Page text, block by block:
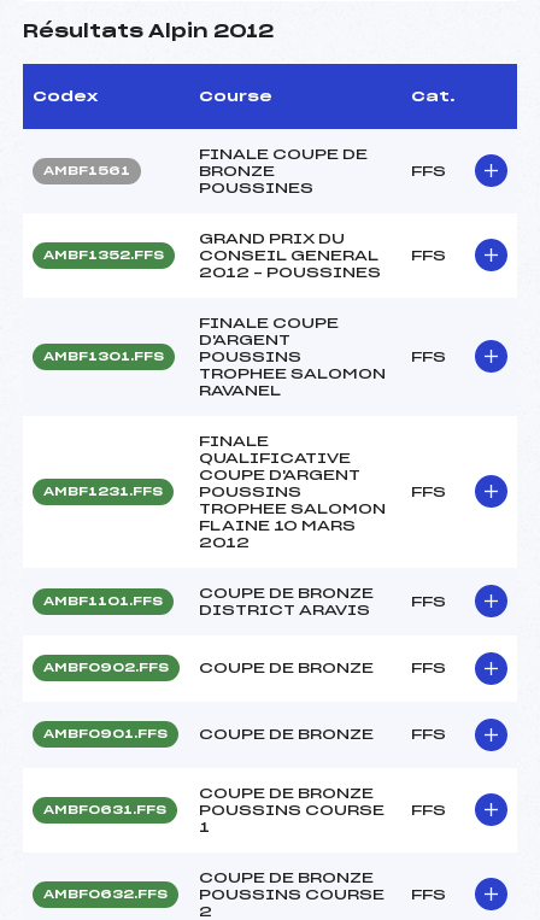
Résultats Alpin 2012
Codex Course Cat.
AMBF1561
FINALE COUPE DE
BRONZE
POUSSINES
FFS
AMBF1352.FFS
GRAND PRIX DU
CONSEIL GENERAL
2012 – POUSSINES
FFS
AMBF1301.FFS
FINALE COUPE
D'ARGENT
POUSSINS
TROPHEE SALOMON
RAVANEL
FFS
AMBF1231.FFS
FINALE
QUALIFICATIVE
COUPE D'ARGENT
POUSSINS
TROPHEE SALOMON
FLAINE 10 MARS
2012
FFS
AMBF1101.FFS
COUPE DE BRONZE
DISTRICT ARAVIS
FFS
AMBF0902.FFS COUPE DE BRONZE FFS
AMBF0901.FFS COUPE DE BRONZE FFS
AMBF0631.FFS
COUPE DE BRONZE
POUSSINS COURSE
1
FFS
AMBF0632.FFS
COUPE DE BRONZE
POUSSINS COURSE
2
FFS